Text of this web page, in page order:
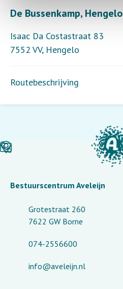
De Bussenkamp, Hengelo
Isaac Da Costastraat 83
7552 VV, Hengelo
Routebeschrijving
Bestuurscentrum Aveleijn
Grotestraat 260
7622 GW Borne
074-2556600
info@aveleijn.nl